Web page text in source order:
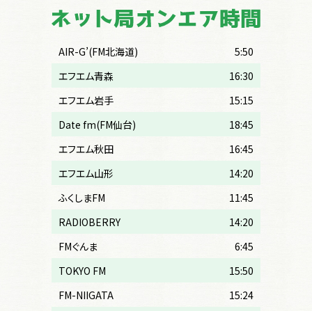
AIR-G’(FM北海道)
5:50
エフエム青森
16:30
エフエム岩手
15:15
Date fm(FM仙台)
18:45
エフエム秋田
16:45
エフエム山形
14:20
ふくしまFM
11:45
RADIOBERRY
14:20
FMぐんま
6:45
TOKYO FM
15:50
FM-NIIGATA
15:24